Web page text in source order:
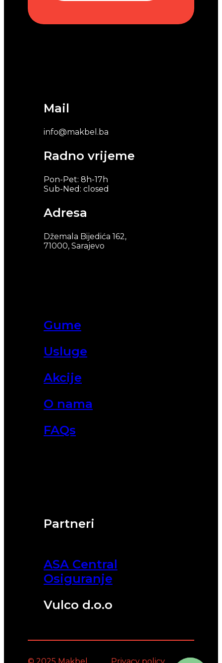
Partneri
ASA Central
Osiguranje
Vulco d.o.o
Gume
Usluge
Akcije
O nama
FAQs
Mail
info@makbel.ba
Radno vrijeme
Pon-Pet: 8h-17h
Sub-Ned: closed
Adresa
Džemala Bijedića 162,
71000, Sarajevo